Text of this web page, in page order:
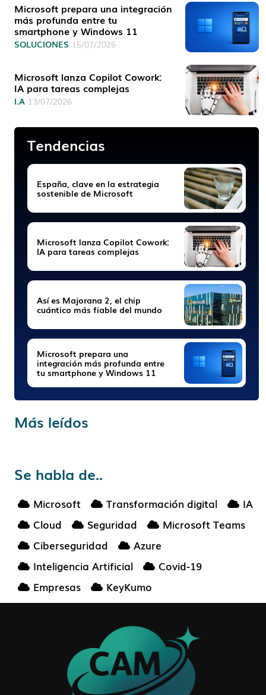
Microsoft prepara una integración
más profunda entre tu
smartphone y Windows 11
SOLUCIONES 15/07/2026
Microsoft lanza Copilot Cowork:
IA para tareas complejas
I.A 13/07/2026
Tendencias
España, clave en la estrategia
sostenible de Microsoft
Microsoft lanza Copilot Cowork:
IA para tareas complejas
Así es Majorana 2, el chip
cuántico más fiable del mundo
Microsoft prepara una
integración más profunda entre
tu smartphone y Windows 11
Más leídos
Se habla de..
Microsoft Transformación digital
IA
Cloud
Seguridad
Microsoft Teams
Ciberseguridad
Azure
Inteligencia Artificial
Covid-19
Empresas
KeyKumo